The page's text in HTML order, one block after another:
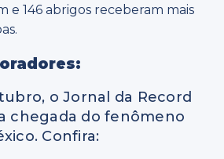
e 146 abrigos receberam mais
o Jornal da Record
chegada do fenômeno
Confira: